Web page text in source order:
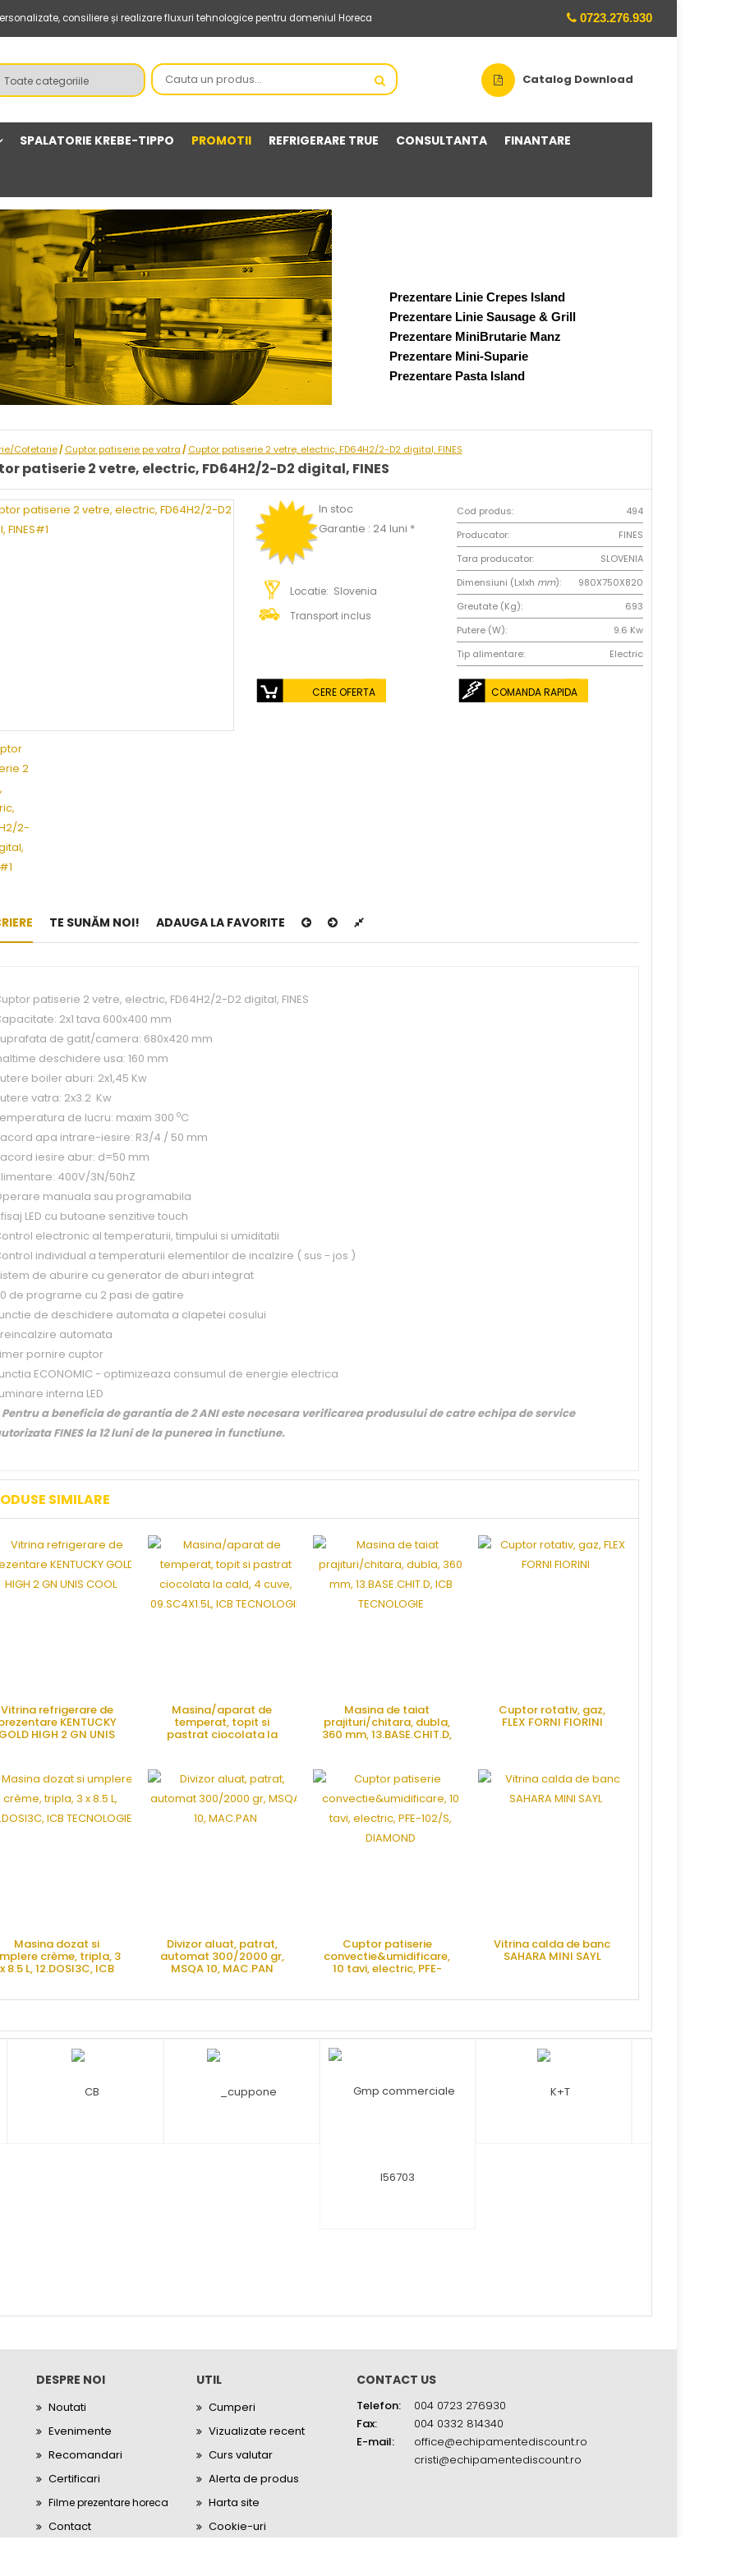
consiliere și realizare fluxuri tehnologice pentru domeniul Horeca 0723.276.930
Catalog Download
SPALATORIE KREBE-TIPPO PROMOTII REFRIGERARE TRUE CONSULTANTA FINANTARE
Prezentare Linie Crepes Island
Prezentare Linie Sausage & Grill
Prezentare MiniBrutarie Manz
Prezentare Mini-Suparie
Prezentare Pasta Island
Cofetarie/ Cuptor patiserie pe vatra / Cuptor patiserie 2 vetre, electric, FD64H2/2-D2 digital, FINES
patiserie 2 vetre, electric, FD64H2/2-D2 digital, FINES
In stoc
Garantie : 24 luni *
Locatie: Slovenia
Transport inclus
Cod produs:
494
Producator:
FINES
Tara producator:
SLOVENIA
Dimensiuni (Lxlxh mm):
980X750X820
Greutate (Kg):
693
Putere (W):
9.6 Kw
Tip alimentare:
Electric
CERE OFERTA COMANDA RAPIDA
TE SUNĂM NOI! ADAUGA LA FAVORITE
patiserie 2 vetre, electric, FD64H2/2-D2 digital, FINES
2x1 tava 600x400 mm
de gatit/camera: 680x420 mm
deschidere usa: 160 mm
boiler aburi: 2x1,45 Kw
vatra: 2x3.2 Kw
de lucru: maxim 300 oC
apa intrare-iesire: R3/4 / 50 mm
iesire abur: d=50 mm
400V/3N/50hZ
manuala sau programabila
LED cu butoane senzitive touch
electronic al temperaturii, timpului si umiditatii
individual a temperaturii elementilor de incalzire ( sus - jos )
de aburire cu generator de aburi integrat
de programe cu 2 pasi de gatire
de deschidere automata a clapetei cosului
automata
pornire cuptor
ECONOMIC - optimizeaza consumul de energie electrica
interna LED
a beneficia de garantia de 2 ANI este necesara verificarea produsului de catre echipa de service
FINES la 12 luni de la punerea in functiune.
SIMILARE
Vitrina refrigerare de
KENTUCKY
HIGH 2 GN UNIS
Masina dozat si
crème, tripla, 3
x 8.5 L, 12.DOSI3C, ICB
Masina/aparat de
temperat, topit si
pastrat ciocolata la
TECNOLOGIE
Divizor aluat, patrat,
automat 300/2000 gr,
MSQA 10, MAC.PAN
Masina de taiat
prajituri/chitara, dubla,
360 mm, 13.BASE.CHIT.D,
Cuptor patiserie
convectie&umidificare,
10 tavi, electric, PFE-
Cuptor rotativ, gaz,
FLEX FORNI FIORINI
Vitrina calda de banc
SAHARA MINI SAYL
DESPRE NOI
Noutati
Evenimente
Recomandari
Certificari
Filme prezentare horeca
Contact
UTIL
Cumperi
Vizualizate recent
Curs valutar
Alerta de produs
Harta site
Cookie-uri
CONTACT US
Telefon:
004 0723 276930
Fax:
004 0332 814340
E-mail:
office@echipamentediscount.ro
cristi@echipamentediscount.ro